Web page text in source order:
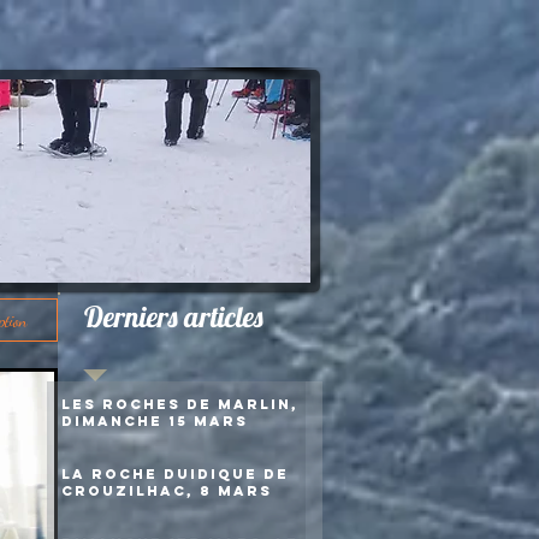
Derniers articles
Les roches de Marlin,
dimanche 15 mars
La roche duidique de
Crouzilhac, 8 mars